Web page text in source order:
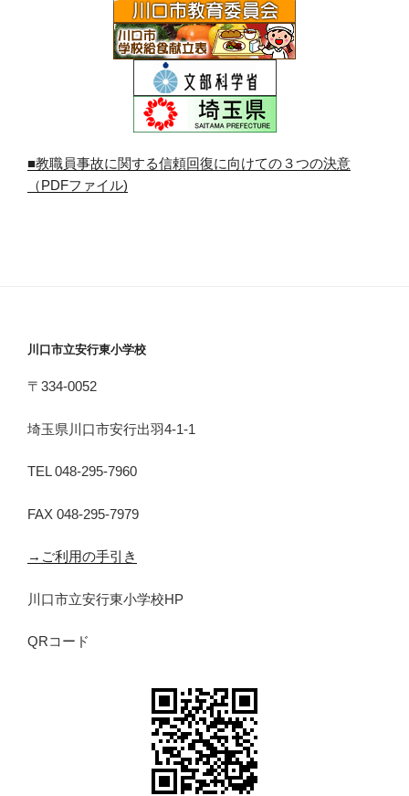
■教職員事故に関する信頼回復に向けての３つの決意
（PDFファイル)
川口市立安行東小学校
〒334-0052
埼玉県川口市安行出羽4-1-1
TEL 048-295-7960
FAX 048-295-7979
→ご利用の手引き
川口市立安行東小学校HP
QRコード